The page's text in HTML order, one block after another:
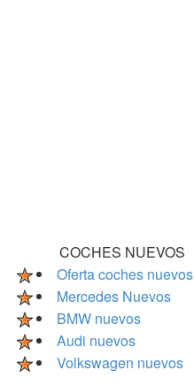
COCHES NUEVOS
Oferta coches nuevos
Mercedes Nuevos
BMW nuevos
Audi nuevos
Volkswagen nuevos